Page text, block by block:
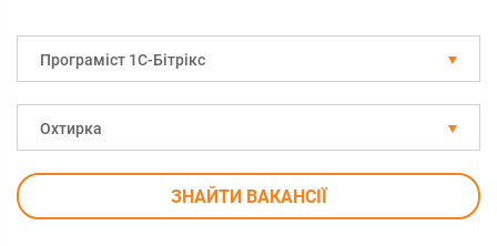
Програміст 1С-Бітрікс
Охтирка
ЗНАЙТИ ВАКАНСІЇ